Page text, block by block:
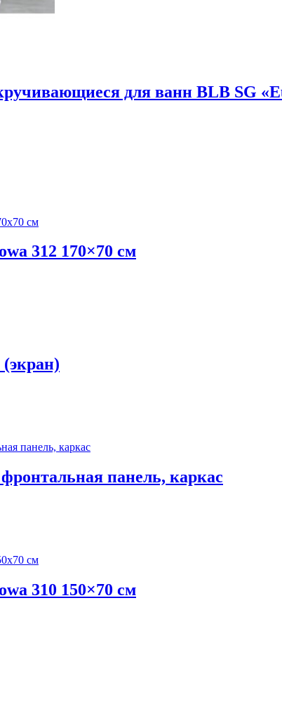
для ванн BLB SG
312 170×70 см
панель, каркас
310 150×70 см